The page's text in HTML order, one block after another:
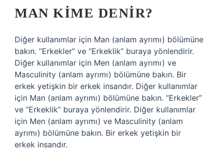
MAN KIME DENIR?
Diğer kullanımlar için Man (anlam ayrımı) bölümüne
bakın. “Erkekler” ve “Erkeklik” buraya yönlendirir.
Diğer kullanımlar için Men (anlam ayrımı) ve
Masculinity (anlam ayrımı) bölümüne bakın. Bir
erkek yetişkin bir erkek insandır. Diğer kullanımlar
için Man (anlam ayrımı) bölümüne bakın. “Erkekler”
ve “Erkeklik” buraya yönlendirir. Diğer kullanımlar
için Men (anlam ayrımı) ve Masculinity (anlam
ayrımı) bölümüne bakın. Bir erkek yetişkin bir
erkek insandır.